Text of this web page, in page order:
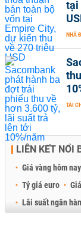
tại
NHÀ
TÀI
LIÊN KẾT NỔI
Giá vàng hôm nay
Tỷ giá euro
Lãi suất ngân